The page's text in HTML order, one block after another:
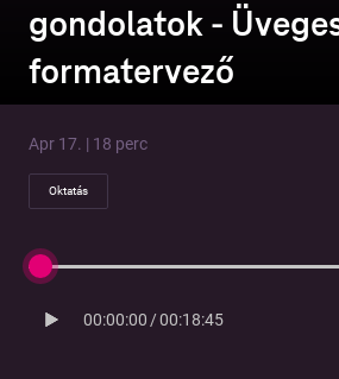
gondolatok -
formatervező
Apr 17. | 18 perc
Oktatás
00:00:00/00:18:45